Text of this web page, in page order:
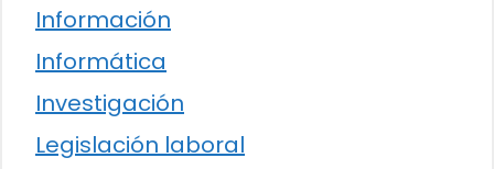
Información
Informática
Investigación
Legislación laboral